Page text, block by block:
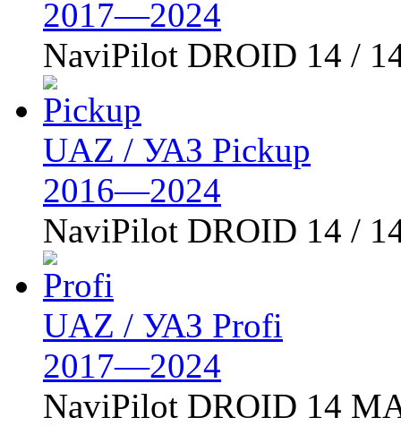
2017—2024
NaviPilot DROID 14 /
UAZ / УАЗ Pickup
2016—2024
NaviPilot DROID 14 /
UAZ / УАЗ Profi
2017—2024
NaviPilot DROID 14